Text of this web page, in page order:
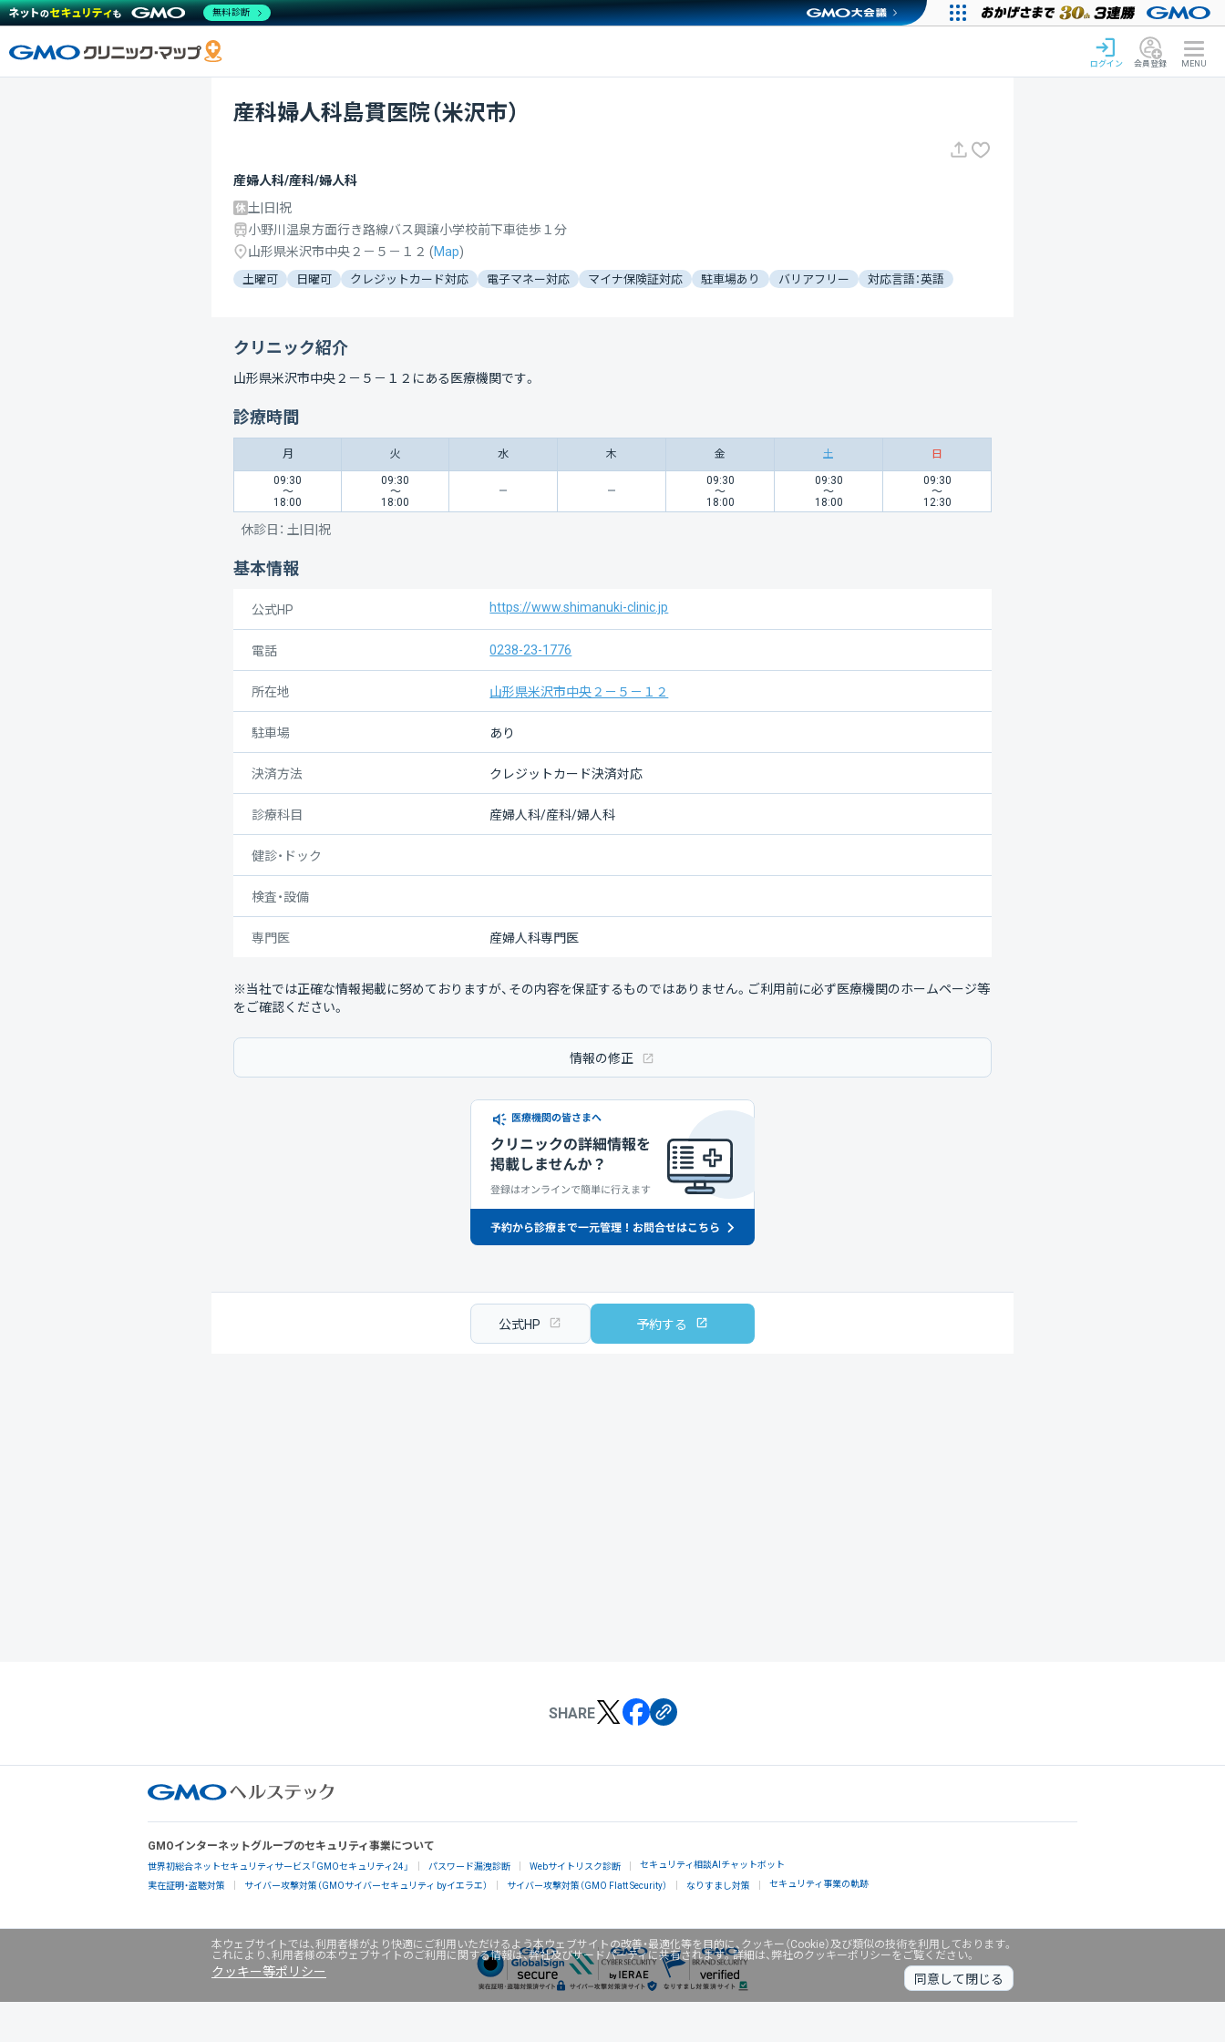
本ウェブサイトでは、利用者様がより快適にご利用いただけるよう本ウェブサイトの改善・最適化等を目的に、クッキー（Cookie）及び類似の技術を利用しております。
これにより、利用者様の本ウェブサイトのご利用に関する情報は、弊社及びサードパーティに共有されます。詳細は、弊社のクッキーポリシーをご覧ください。
クッキー等ポリシー 同意して閉じる
ログイン 会員登録 MENU
産科婦人科島貫医院（米沢市）
産婦人科/産科/婦人科
土|日|祝
小野川温泉方面行き路線バス興譲小学校前下車徒歩１分
山形県米沢市中央２－５－１２ (Map)
土曜可 日曜可 クレジットカード対応 電子マネー対応 マイナ保険証対応 駐車場あり バリアフリー 対応言語：英語
クリニック紹介
山形県米沢市中央２－５－１２ にある医療機関です。
診療時間
月 火 水 木 金 土 日
09:30
〜
18:00
09:30
〜
18:00
09:30
〜
18:00
09:30
〜
18:00
09:30
〜
12:30
休診日： 土|日|祝
基本情報
公式HP https://www.shimanuki-clinic.jp
電話 0238-23-1776
所在地 山形県米沢市中央２－５－１２
駐車場 あり
決済方法 クレジットカード決済対応
診療科目 産婦人科/産科/婦人科
健診・ドック
検査・設備
専門医 産婦人科専門医
※当社では正確な情報掲載に努めておりますが、その内容を保証するものではありません。ご利用前に必ず医療機関のホームページ等
をご確認ください。
情報の修正
公式HP 予約する
SHARE
GMOインターネットグループのセキュリティ事業について
世界初総合ネットセキュリティサービス「GMOセキュリティ24」 パスワード漏洩診断 Webサイトリスク診断 セキュリティ相談AIチャットボット
実在証明・盗聴対策 サイバー攻撃対策（GMOサイバーセキュリティ byイエラエ） サイバー攻撃対策（GMO Flatt Security） なりすまし対策 セキュリティ事業の軌跡
無料診断